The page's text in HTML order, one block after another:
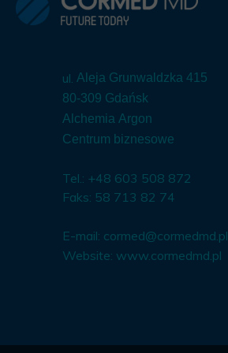
ul. Aleja Grunwaldzka 415
80-309 Gdańsk
Alchemia Argon
Centrum biznesowe
Tel.: +48 603 508 872
Faks: 58 713 82 74
E-mail: cormed@cormedmd.pl
Website: www.cormedmd.pl